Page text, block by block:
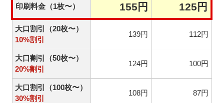
印刷料金（1枚〜） 155円 125円
大口割引（20枚〜）
10%割引
139円 112円
大口割引（50枚〜）
20%割引
124円 100円
大口割引（100枚〜）
30%割引
108円 87円